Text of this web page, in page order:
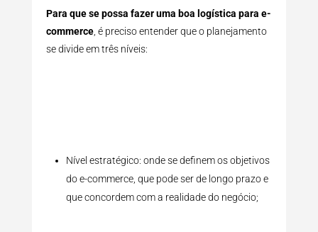
Para que se possa fazer uma boa logística para e-
commerce, é preciso entender que o planejamento
se divide em três níveis:
Nível estratégico: onde se definem os objetivos
do e-commerce, que pode ser de longo prazo e
que concordem com a realidade do negócio;